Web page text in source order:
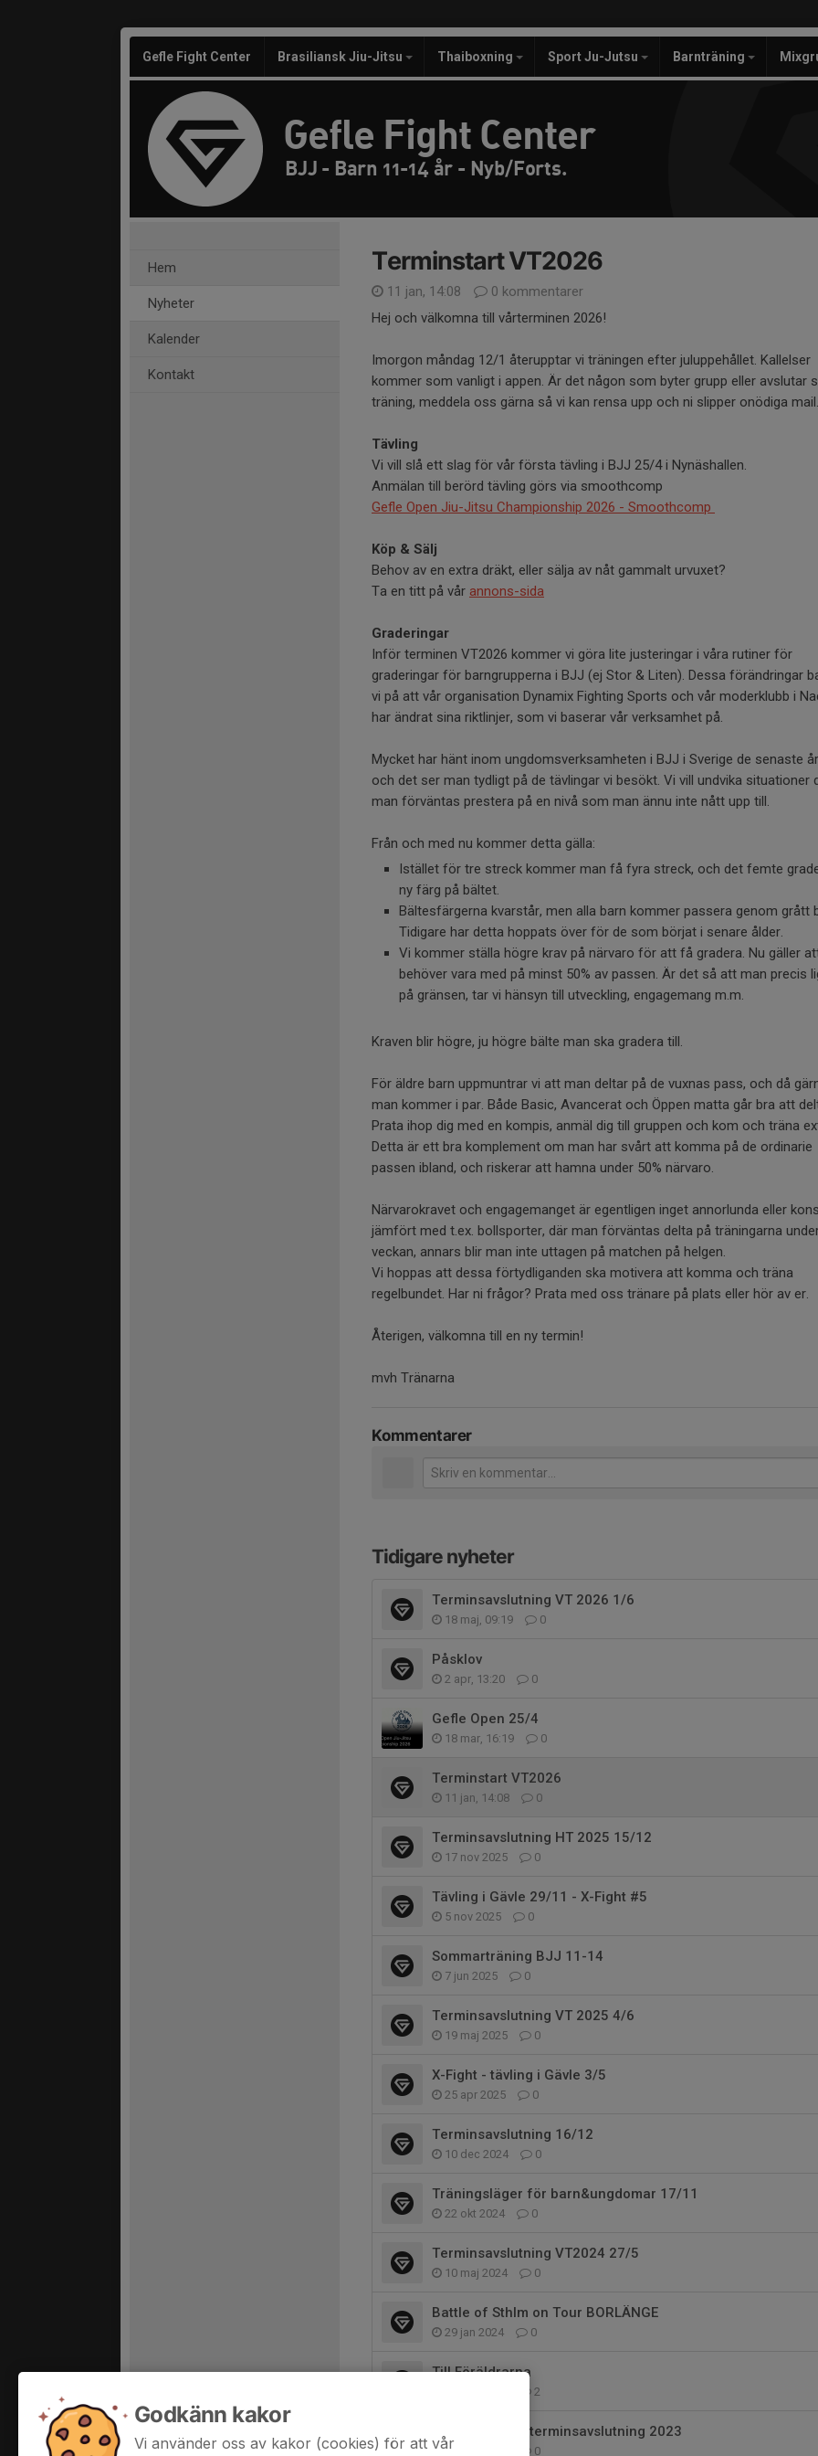
Gefle Fight Center Brasiliansk Jiu-Jitsu Thaiboxning Sport Ju-Jutsu Barnträning
Gefle Fight Center
BJJ - Barn 11-14 år - Nyb/Forts.
Hem
Nyheter
Kalender
Kontakt
Terminstart VT2026
11 jan, 14:08
0 kommentarer
Hej och välkomna till vårterminen 2026!
Imorgon måndag 12/1 återupptar vi träningen efter juluppehållet. Kallelser
kommer som vanligt i appen. Är det någon som byter grupp eller avslutar
träning, meddela oss gärna så vi kan rensa upp och ni slipper onödiga mail.
Tävling
Vi vill slå ett slag för vår första tävling i BJJ 25/4 i Nynäshallen.
Anmälan till berörd tävling görs via smoothcomp
Gefle Open Jiu-Jitsu Championship 2026 - Smoothcomp
Köp & Sälj
Behov av en extra dräkt, eller sälja av nåt gammalt urvuxet?
Ta en titt på vår annons-sida
Graderingar
Inför terminen VT2026 kommer vi göra lite justeringar i våra rutiner för
graderingar för barngrupperna i BJJ (ej Stor & Liten). Dessa förändringar
vi på att vår organisation Dynamix Fighting Sports och vår moderklubb i
har ändrat sina riktlinjer, som vi baserar vår verksamhet på.
Mycket har hänt inom ungdomsverksamheten i BJJ i Sverige de senaste
och det ser man tydligt på de tävlingar vi besökt. Vi vill undvika situationer
man förväntas prestera på en nivå som man ännu inte nått upp till.
Från och med nu kommer detta gälla:
Istället för tre streck kommer man få fyra streck, och det femte
ny färg på bältet.
Bältesfärgerna kvarstår, men alla barn kommer passera genom grått
Tidigare har detta hoppats över för de som börjat i senare ålder.
Vi kommer ställa högre krav på närvaro för att få gradera. Nu gäller
behöver vara med på minst 50% av passen. Är det så att man precis
på gränsen, tar vi hänsyn till utveckling, engagemang m.m.
Kraven blir högre, ju högre bälte man ska gradera till.
För äldre barn uppmuntrar vi att man deltar på de vuxnas pass, och då
man kommer i par. Både Basic, Avancerat och Öppen matta går bra att
Prata ihop dig med en kompis, anmäl dig till gruppen och kom och träna
Detta är ett bra komplement om man har svårt att komma på de ordinarie
passen ibland, och riskerar att hamna under 50% närvaro.
Närvarokravet och engagemanget är egentligen inget annorlunda eller
jämfört med t.ex. bollsporter, där man förväntas delta på träningarna
veckan, annars blir man inte uttagen på matchen på helgen.
Vi hoppas att dessa förtydliganden ska motivera att komma och träna
regelbundet. Har ni frågor? Prata med oss tränare på plats eller hör av er.
Återigen, välkomna till en ny termin!
mvh Tränarna
Kommentarer
Tidigare nyheter
Terminsavslutning VT 2026 1/6
18 maj, 09:19 0
Påsklov
2 apr, 13:20 0
Gefle Open 25/4
18 mar, 16:19 0
Terminstart VT2026
11 jan, 14:08 0
Terminsavslutning HT 2025 15/12
17 nov 2025 0
Tävling i Gävle 29/11 - X-Fight #5
5 nov 2025 0
Sommarträning BJJ 11-14
7 jun 2025 0
Terminsavslutning VT 2025 4/6
19 maj 2025 0
X-Fight - tävling i Gävle 3/5
25 apr 2025 0
Terminsavslutning 16/12
10 dec 2024 0
Träningsläger för barn&ungdomar 17/11
22 okt 2024 0
Terminsavslutning VT2024 27/5
10 maj 2024 0
Battle of Sthlm on Tour BORLÄNGE
29 jan 2024 0
Till Föräldrarna
2
Gradering och terminsavslutning 2023
22 nov 2023 0
Godkänn kakor
Vi använder oss av kakor (cookies) för att vår